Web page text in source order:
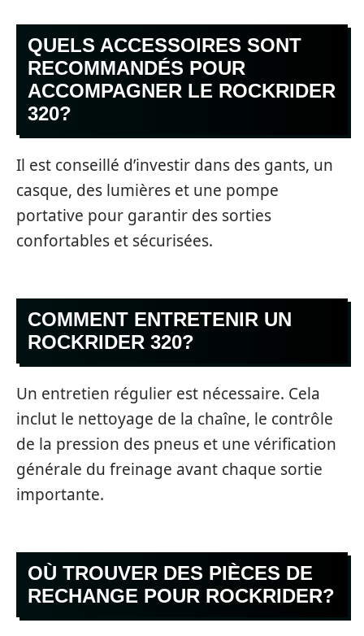
QUELS ACCESSOIRES SONT
RECOMMANDÉS POUR
ACCOMPAGNER LE ROCKRIDER
320?
Il est conseillé d’investir dans des gants, un
casque, des lumières et une pompe
portative pour garantir des sorties
confortables et sécurisées.
COMMENT ENTRETENIR UN
ROCKRIDER 320?
Un entretien régulier est nécessaire. Cela
inclut le nettoyage de la chaîne, le contrôle
de la pression des pneus et une vérification
générale du freinage avant chaque sortie
importante.
OÙ TROUVER DES PIÈCES DE
RECHANGE POUR ROCKRIDER?